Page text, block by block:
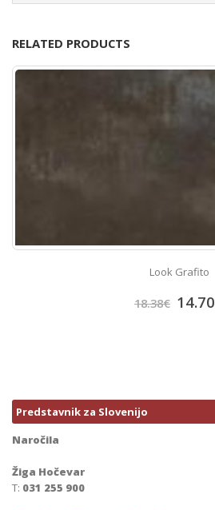
RELATED PRODUCTS
Look Grafito
18.38€ 14.70
Predstavnik za Slovenijo
Naročila
Žiga Hočevar
T: 031 255 900